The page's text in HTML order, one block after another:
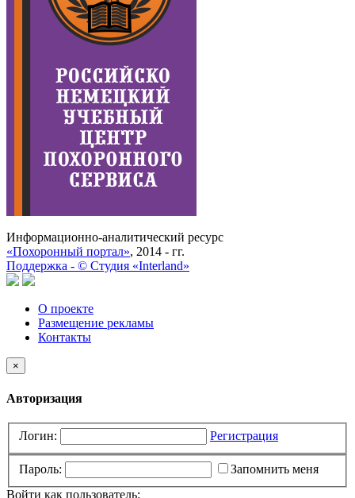
Информационно-аналитический ресурс
«Похоронный портал», 2014 - гг.
Поддержка - © Cтудия «Interland»
О проекте
Размещение рекламы
Контакты
×
Авторизация
Логин: Регистрация
Пароль:
Запомнить меня
Войти как пользователь: